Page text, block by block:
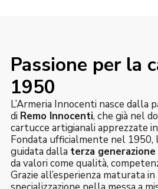
Passione per la
1950
L’Armeria Innocenti nasce dalla
di Remo Innocenti, che già nel
cartucce artigianali apprezzate
Fondata ufficialmente nel 1950,
guidata dalla terza generazione
da valori come qualità,
Grazie all’esperienza maturata in